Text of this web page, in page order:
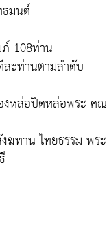
มนต์
108ท่าน
ะท่านตามลำดับ
หล่อปิดหล่อพระ ค
ทาน ไทยธรรม พร